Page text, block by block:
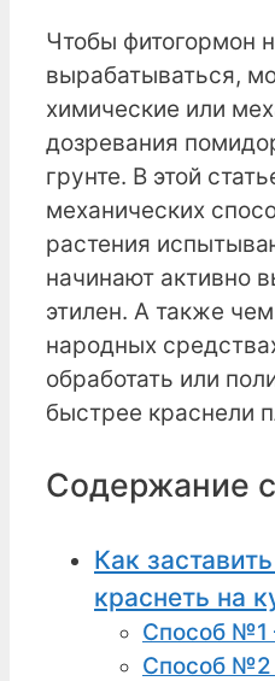
Чтобы фитогормон
вырабатываться,
химические или
дозревания
грунте. В этой
механических
растения
начинают активно
этилен. А также
народных
обработать или
быстрее краснели
Содержание
Как
краснеть на
Способ №1
Способ №2